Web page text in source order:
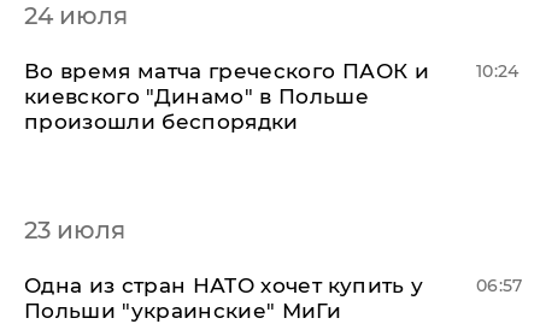
24 июля
Во время матча греческого ПАОК и
киевского "Динамо" в Польше
произошли беспорядки
10:24
23 июля
Одна из стран НАТО хочет купить у
Польши "украинские" МиГи
06:57